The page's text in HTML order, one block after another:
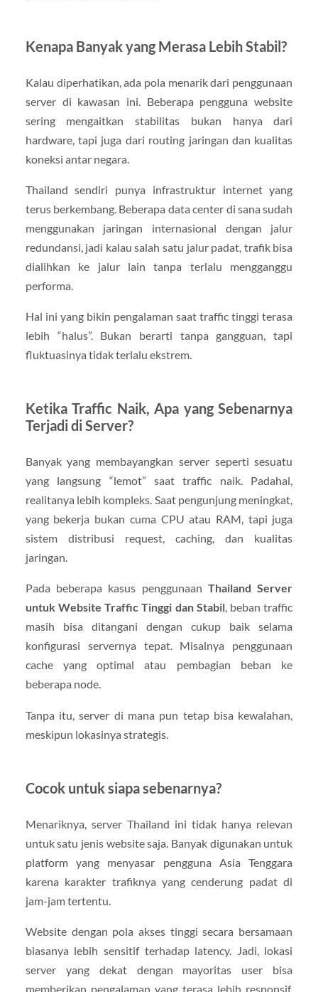
Kenapa Banyak yang Merasa Lebih Stabil?
Kalau diperhatikan, ada pola menarik dari penggunaan
server di kawasan ini. Beberapa pengguna website
sering mengaitkan stabilitas bukan hanya dari
hardware, tapi juga dari routing jaringan dan kualitas
koneksi antar negara.
Thailand sendiri punya infrastruktur internet yang
terus berkembang. Beberapa data center di sana sudah
menggunakan jaringan internasional dengan jalur
redundansi, jadi kalau salah satu jalur padat, trafik bisa
dialihkan ke jalur lain tanpa terlalu mengganggu
performa.
Hal ini yang bikin pengalaman saat traffic tinggi terasa
lebih “halus”. Bukan berarti tanpa gangguan, tapi
fluktuasinya tidak terlalu ekstrem.
Ketika Traffic Naik, Apa yang Sebenarnya
Terjadi di Server?
Banyak yang membayangkan server seperti sesuatu
yang langsung “lemot” saat traffic naik. Padahal,
realitanya lebih kompleks. Saat pengunjung meningkat,
yang bekerja bukan cuma CPU atau RAM, tapi juga
sistem distribusi request, caching, dan kualitas
jaringan.
Pada beberapa kasus penggunaan Thailand Server
untuk Website Traffic Tinggi dan Stabil, beban traffic
masih bisa ditangani dengan cukup baik selama
konfigurasi servernya tepat. Misalnya penggunaan
cache yang optimal atau pembagian beban ke
beberapa node.
Tanpa itu, server di mana pun tetap bisa kewalahan,
meskipun lokasinya strategis.
Cocok untuk siapa sebenarnya?
Menariknya, server Thailand ini tidak hanya relevan
untuk satu jenis website saja. Banyak digunakan untuk
platform yang menyasar pengguna Asia Tenggara
karena karakter trafiknya yang cenderung padat di
jam-jam tertentu.
Website dengan pola akses tinggi secara bersamaan
biasanya lebih sensitif terhadap latency. Jadi, lokasi
server yang dekat dengan mayoritas user bisa
memberikan pengalaman yang terasa lebih responsif,